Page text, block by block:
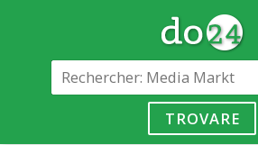
TROVARE